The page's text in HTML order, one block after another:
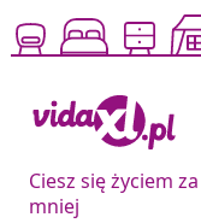
Ciesz się życiem za
mniej